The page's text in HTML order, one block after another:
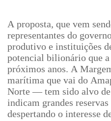
A proposta, que vem
representantes do
produtivo e instituições
potencial bilionário que a
próximos anos. A
marítima que vai do
Norte — tem sido alvo de
indicam grandes
despertando o interesse